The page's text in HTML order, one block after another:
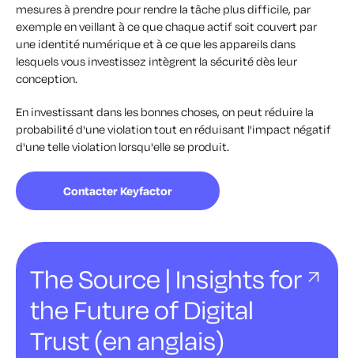
mesures à prendre pour rendre la tâche plus difficile, par
exemple en veillant à ce que chaque actif soit couvert par
une identité numérique et à ce que les appareils dans
lesquels vous investissez intègrent la sécurité dès leur
conception.
En investissant dans les bonnes choses, on peut réduire la
probabilité d'une violation tout en réduisant l'impact négatif
d'une telle violation lorsqu'elle se produit.
Contacter Keyfactor
The Source | Insights for
the Future of Digital
Trust (en anglais)